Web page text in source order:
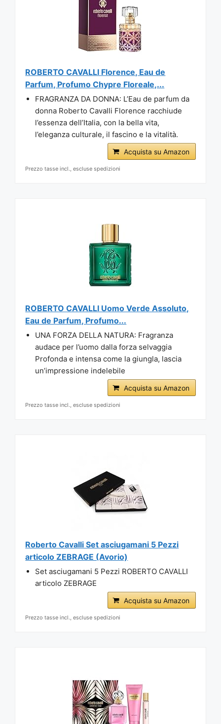
ROBERTO CAVALLI Florence, Eau de
Parfum, Profumo Chypre Floreale,...
FRAGRANZA DA DONNA: L’Eau de parfum da
donna Roberto Cavalli Florence racchiude
l’essenza dell’Italia, con la bella vita,
l’eleganza culturale, il fascino e la vitalità.
Acquista su Amazon
Prezzo tasse incl., escluse spedizioni
ROBERTO CAVALLI Uomo Verde Assoluto,
Eau de Parfum, Profumo...
UNA FORZA DELLA NATURA: Fragranza
audace per l’uomo dalla forza selvaggia
Profonda e intensa come la giungla, lascia
un’impressione indelebile
Acquista su Amazon
Prezzo tasse incl., escluse spedizioni
Roberto Cavalli Set asciugamani 5 Pezzi
articolo ZEBRAGE (Avorio)
Set asciugamani 5 Pezzi ROBERTO CAVALLI
articolo ZEBRAGE
Acquista su Amazon
Prezzo tasse incl., escluse spedizioni